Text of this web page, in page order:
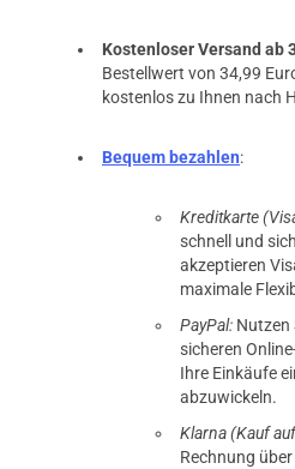
Kostenloser Versand ab
Bestellwert von 34,99
kostenlos zu Ihnen nach
Bequem bezahlen:
Kreditkarte
schnell und
akzeptieren
maximale
PayPal: Nutzen
sicheren
Ihre Einkäufe
abzuwickeln.
Klarna (Kauf
Rechnung